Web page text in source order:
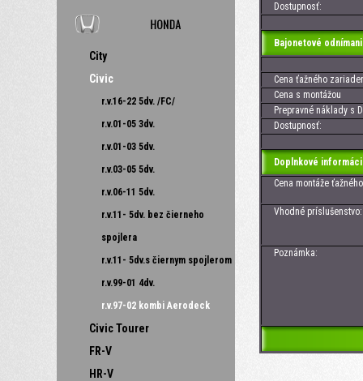
City
Civic
r.v.16-22 5dv. /FC/
r.v.01-05 3dv.
r.v.01-03 5dv.
r.v.03-05 5dv.
r.v.06-11 5dv.
r.v.11- 5dv. bez čierneho
spojlera
r.v.11- 5dv.s čiernym spojlerom
r.v.99-01 4dv.
r.v.97-02 kombi Aerodeck
Civic Tourer
FR-V
HR-V
Dostupnosť:
Bajonetové
Cena ťažného
Cena s montážou
Prepravné náklady s
Dostupnosť:
Doplnkové
Cena montáže
Vhodné príslušenstvo:
Poznámka: